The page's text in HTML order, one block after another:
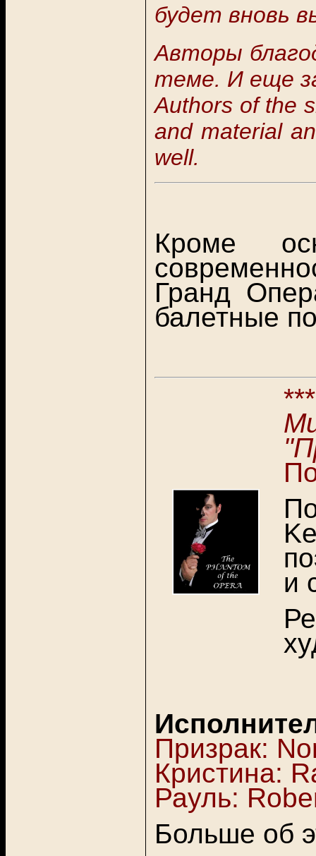
будет вновь
Авторы
теме. И еще
Authors of the
and material
well.
Кроме
Гранд
балетные
и
Призрак:
Кристина:
Рауль:
Больше об